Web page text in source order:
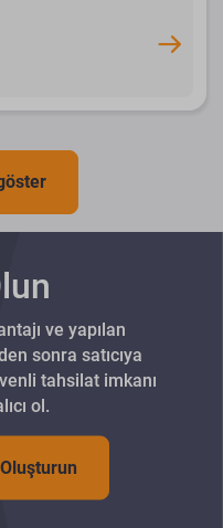
ve yapılan
sonra satıcıya
tahsilat imkanı
ol.